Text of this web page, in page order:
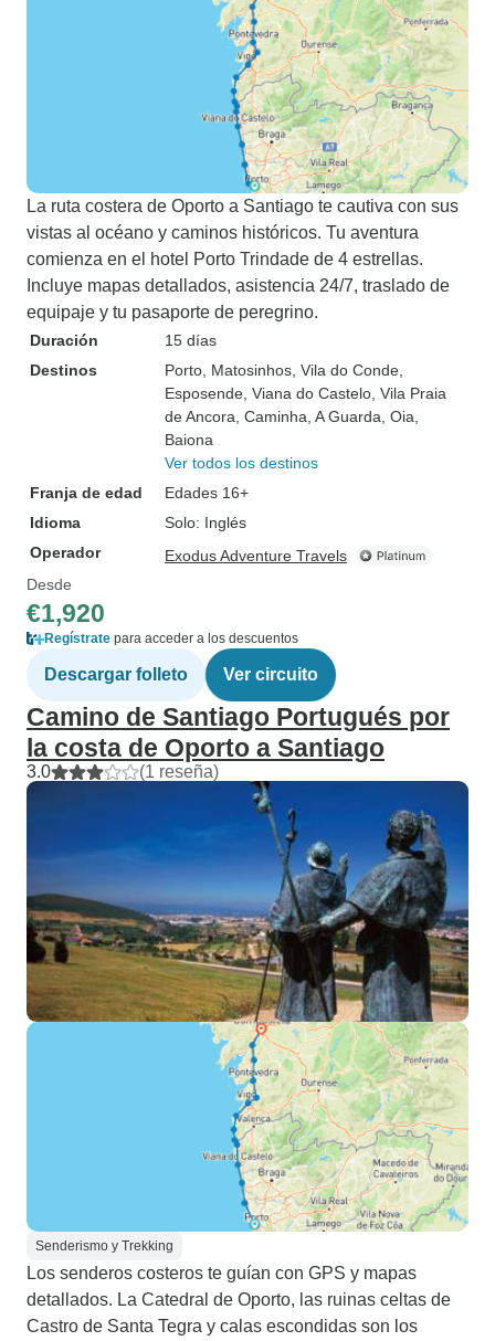
La ruta costera de Oporto a Santiago te cautiva con sus
vistas al océano y caminos históricos. Tu aventura
comienza en el hotel Porto Trindade de 4 estrellas.
Incluye mapas detallados, asistencia 24/7, traslado de
equipaje y tu pasaporte de peregrino.
Duración
15 días
Destinos
Porto , Matosinhos , Vila do Conde
Esposende , Viana do Castelo , Vila Praia
de Ancora , Caminha , A Guarda , Oia
Baiona
Ver todos los destinos
Franja de edad
Edades 16+
Idioma
Solo: Inglés
Operador
Exodus Adventure Travels
Desde
€1,920
Regístrate para acceder a los descuentos
Descargar folleto Ver circuito
Camino de Santiago Portugués por
la costa de Oporto a Santiago
3.0 (1 reseña)
Senderismo y Trekking
Los senderos costeros te guían con GPS y mapas
detallados. La Catedral de Oporto, las ruinas celtas de
Castro de Santa Tegra y calas escondidas son los